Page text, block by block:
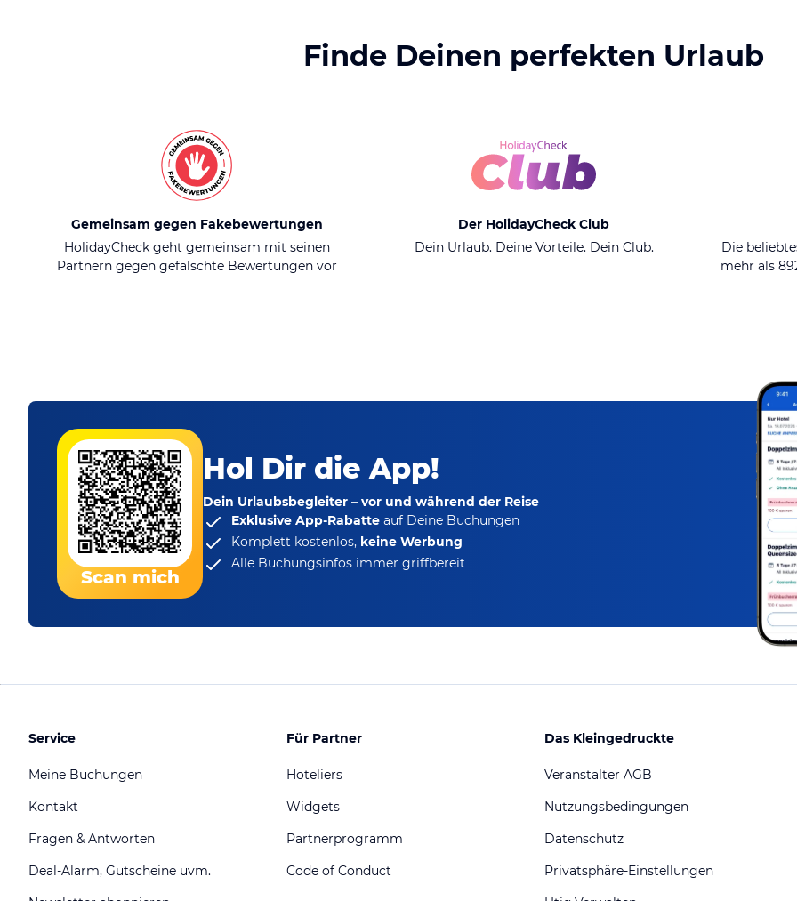
Finde Deinen perfekten Urlaub
Gemeinsam gegen Fakebewertungen
HolidayCheck geht gemeinsam mit seinen
Partnern gegen gefälschte Bewertungen vor
Der HolidayCheck Club
Dein Urlaub. Deine Vorteile. Dein Club.
Die
mehr als
Scan mich
Hol Dir die App!
Dein Urlaubsbegleiter – vor und während der Reise
Exklusive App-Rabatte auf Deine Buchungen
Komplett kostenlos, keine Werbung
Alle Buchungsinfos immer griffbereit
Service
Meine Buchungen
Kontakt
Fragen & Antworten
Deal-Alarm, Gutscheine uvm.
Für Partner
Hoteliers
Widgets
Partnerprogramm
Code of Conduct
Das Kleingedruckte
Veranstalter AGB
Nutzungsbedingungen
Datenschutz
Privatsphäre-Einstellungen